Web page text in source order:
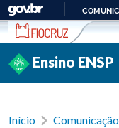
Ir para conteúdo
Ensino ENSP
Início Comunicação